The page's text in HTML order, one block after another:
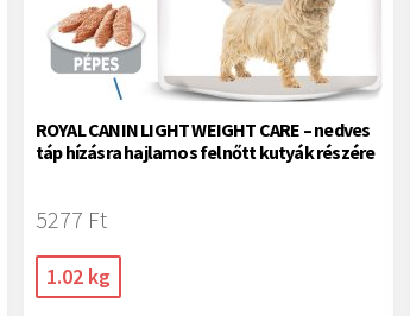
ROYAL CANIN LIGHT WEIGHT CARE – nedves
táp hízásra hajlamos felnőtt kutyák részére
5277 Ft
1.02 kg